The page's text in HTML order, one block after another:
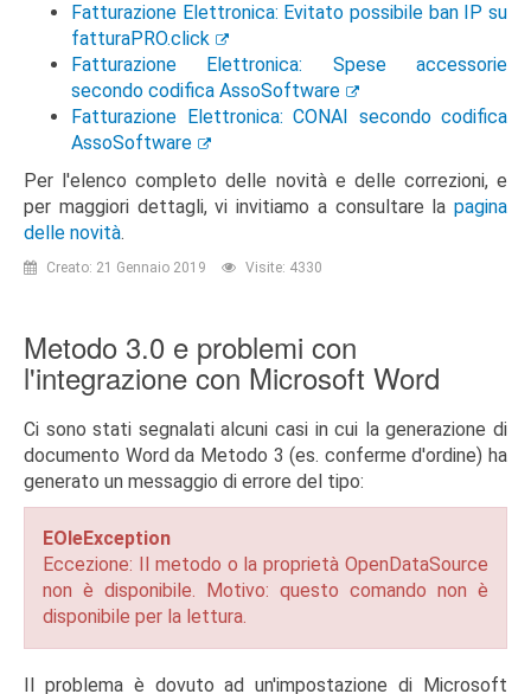
Fatturazione Elettronica: Evitato possibile ban IP su
fatturaPRO.click
Fatturazione Elettronica: Spese accessorie
secondo codifica AssoSoftware
Fatturazione Elettronica: CONAI secondo codifica
AssoSoftware
Per l'elenco completo delle novità e delle correzioni, e
per maggiori dettagli, vi invitiamo a consultare la pagina
delle novità.
Creato: 21 Gennaio 2019 Visite: 4330
Metodo 3.0 e problemi con
l'integrazione con Microsoft Word
Ci sono stati segnalati alcuni casi in cui la generazione di
documento Word da Metodo 3 (es. conferme d'ordine) ha
generato un messaggio di errore del tipo:
EOleException
Eccezione: Il metodo o la proprietà OpenDataSource
non è disponibile. Motivo: questo comando non è
disponibile per la lettura.
Il problema è dovuto ad un'impostazione di Microsoft